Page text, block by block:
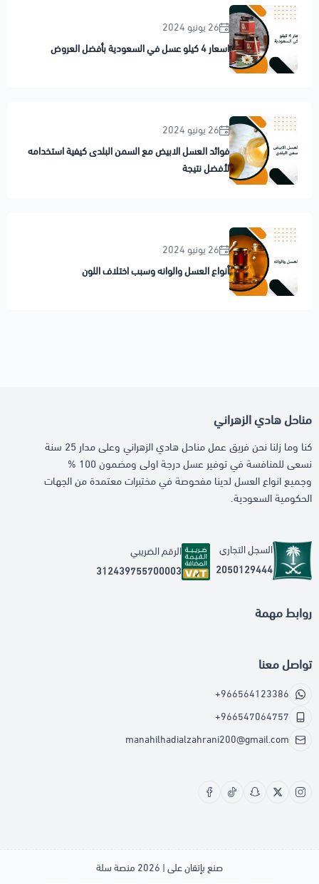
26 يونيو 2024
اسعار 4 كيلو عسل في السعودية بأفضل العروض
26 يونيو 2024
فوائد العسل الابيض مع السمن البلدى كيفية استخدامه
لأفضل نتيجة
26 يونيو 2024
أنواع العسل والوانه وسبب اختلاف اللون
مناحل هادي الزهراني
كنا وما زلنا نحن فريق عمل مناحل هادي الزهراني وعلى مدار 25 سنة
نسعى للمنافسة في توفير عسل درجة اولى ومضمون 100 %
وجميع انواع العسل لدينا مفحوصة في مختبرات معتمدة من الجهات
الحكومية السعودية.
السجل التجاري
2050129444
الرقم الضريبي
312439755700003
روابط مهمة
تواصل معنا
+966564123386
+966547064757
manahilhadialzahrani200@gmail.com
صنع بإتقان على | 2026 منصة سلة